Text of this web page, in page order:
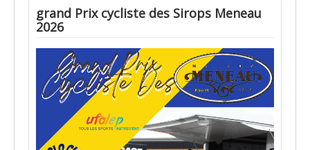
grand Prix cycliste des Sirops Meneau
2026